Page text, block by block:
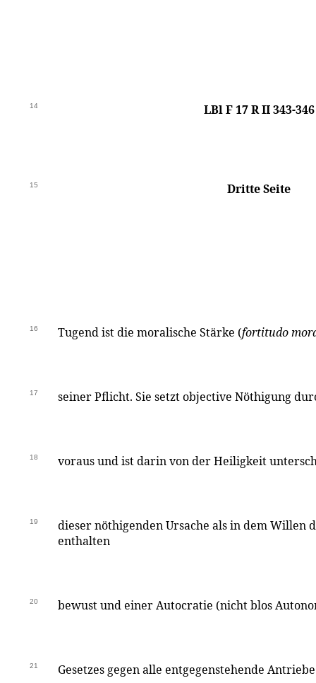
14 LBl F 17 R II 343-346
15 Dritte Seite
16 Tugend ist die moralische Stärke (fortitudo
17 seiner Pflicht. Sie setzt objective Nöthigung
18 voraus und ist darin von der Heiligkeit
19
dieser nöthigenden Ursache als in dem Willen
enthalten
20 bewust und einer Autocratie (nicht blos
21 Gesetzes gegen alle entgegenstehende